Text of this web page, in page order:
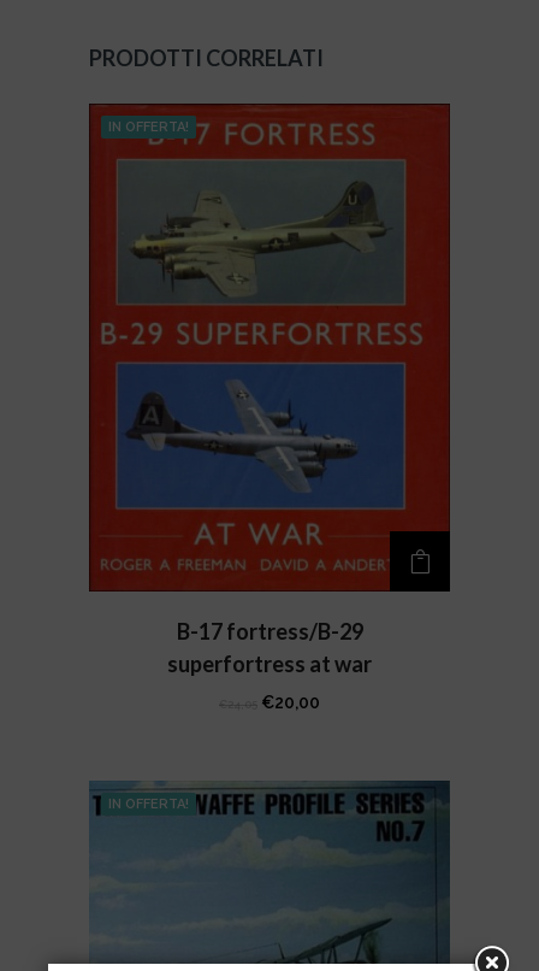
PRODOTTI CORRELATI
IN OFFERTA!
B-17 fortress/B-29
superfortress at war
€ 24,05
Il
era:
€20,00
è:
€20,00.
IN OFFERTA!